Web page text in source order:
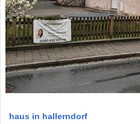
haus in hallerndorf